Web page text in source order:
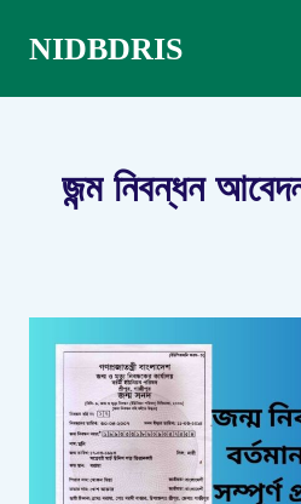
content
NIDBDRIS
জন্ম নিবন্ধন